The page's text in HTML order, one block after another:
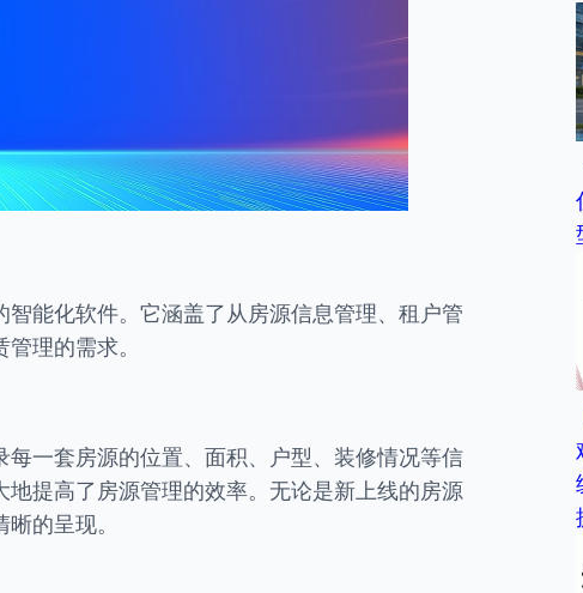
能化软件。它涵盖了从房源信息管理、租户管
理的需求。
一套房源的位置、面积、户型、装修情况等信
提高了房源管理的效率。无论是新上线的房源
的呈现。